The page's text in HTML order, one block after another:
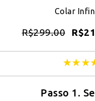
Colar
R$299.00 R$
Passo 1.